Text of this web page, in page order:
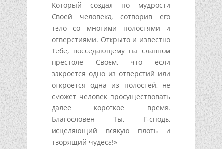
Который создал по мудрости
Своей человека, сотворив его
тело со многими полостями и
отверстиями. Открыто и известно
Тебе, восседающему на славном
престоле Своем, что если
закроется одно из отверстий или
откроется одна из полостей, не
сможет человек просуществовать
далее короткое время.
Благословен Ты, Г-сподь,
исцеляющий всякую плоть и
творящий чудеса!»